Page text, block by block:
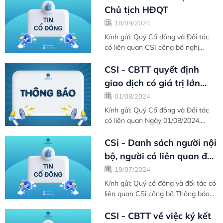
Chủ tịch HĐQT
18/09/2024
Kính gửi: Quý Cổ đông và Đối tác
có liên quan CSI công bố nghị
CSI - CBTT quyết định
giao dịch có giá trị lớn
trên 15% Tổng tài sản
01/08/2024
Kính gửi: Quý Cổ đông và Đối tác
có liên quan Ngày 01/08/2024,
CSi - Danh sách người nội
bộ, người có liên quan đến
người nội bộ
19/07/2024
Kính gửi: Quý cổ đông và đối tác có
liên quan CSi công bố Thông báo
CSI - CBTT về việc ký kết